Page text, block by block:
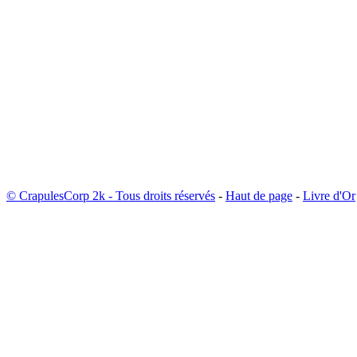
© CrapulesCorp 2k - Tous droits réservés - Haut de page - Livre d'Or